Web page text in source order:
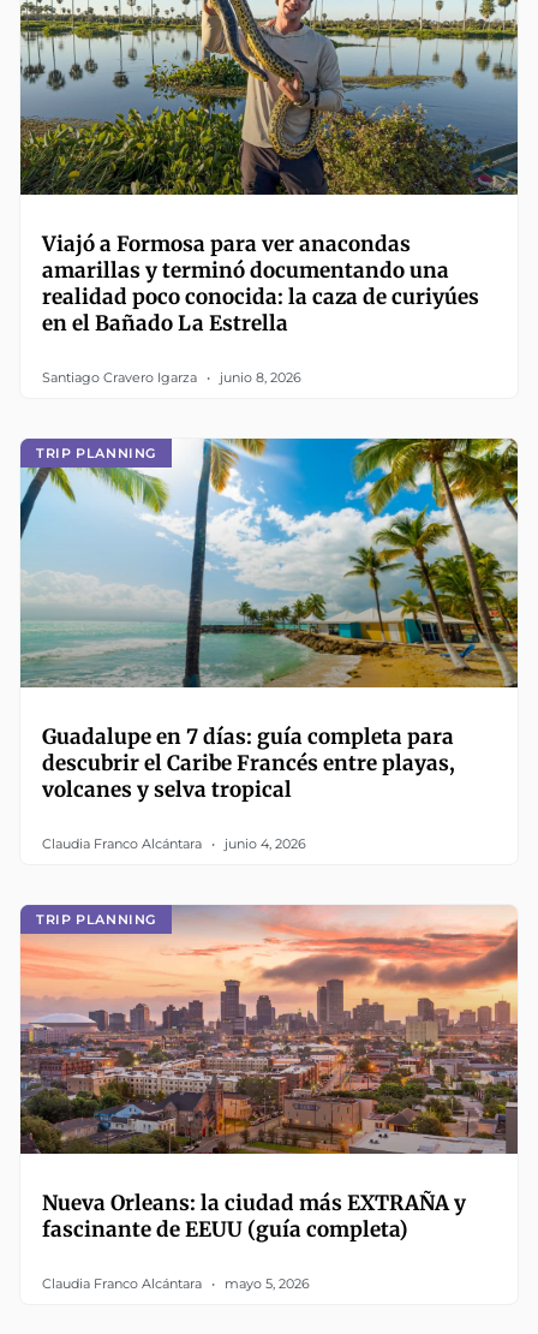
Viajó a Formosa para ver anacondas
amarillas y terminó documentando una
realidad poco conocida: la caza de curiyúes
en el Bañado La Estrella
Santiago Cravero Igarza junio 8, 2026
TRIP PLANNING
Guadalupe en 7 días: guía completa para
descubrir el Caribe Francés entre playas,
volcanes y selva tropical
Claudia Franco Alcántara junio 4, 2026
TRIP PLANNING
Nueva Orleans: la ciudad más EXTRAÑA y
fascinante de EEUU (guía completa)
Claudia Franco Alcántara mayo 5, 2026